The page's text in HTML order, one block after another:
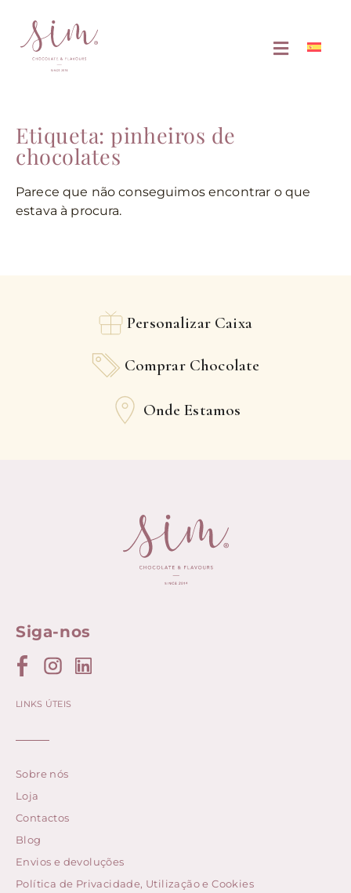
Etiqueta: pinheiros de
chocolates
Parece que não conseguimos encontrar o que
estava à procura.
Personalizar Caixa
Comprar Chocolate
Onde Estamos
Siga-nos
LINKS ÚTEIS
Sobre nós
Loja
Contactos
Blog
Envios e devoluções
Política de Privacidade, Utilização e Cookies